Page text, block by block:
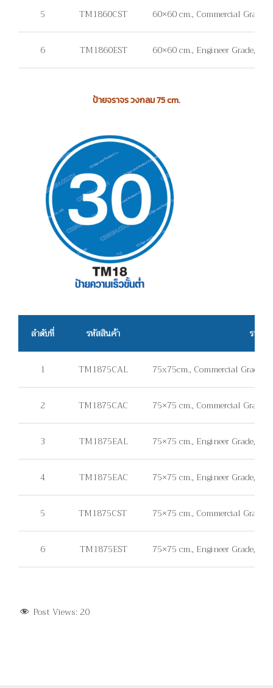
5 TM1860CST 60×60 cm., Commercial Grade,
6 TM1860EST 60×60 cm., Engineer Grade, ไม่
ป้ายจราจร วงกลม 75 cm.
ลำดับที่ รหัสสินค้า รายล
1 TM1875CAL 75x75cm., Commercial Grade,
2 TM1875CAC 75×75 cm., Commercial
3 TM1875EAL 75×75 cm., Engineer Grade, แ
4 TM1875EAC 75×75 cm., Engineer Grade, แ
5 TM1875CST 75×75 cm., Commercial Grade,
6 TM1875EST 75×75 cm., Engineer Grade, ไม่
Post Views: 20